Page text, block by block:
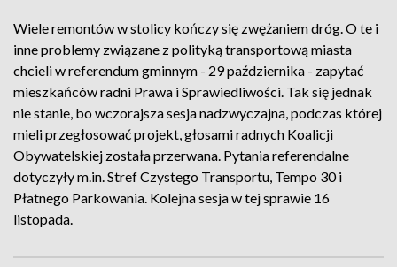
Wiele remontów w stolicy kończy się zwężaniem dróg. O te i
inne problemy związane z polityką transportową miasta
chcieli w referendum gminnym - 29 października - zapytać
mieszkańców radni Prawa i Sprawiedliwości. Tak się jednak
nie stanie, bo wczorajsza sesja nadzwyczajna, podczas której
mieli przegłosować projekt, głosami radnych Koalicji
Obywatelskiej została przerwana. Pytania referendalne
dotyczyły m.in. Stref Czystego Transportu, Tempo 30 i
Płatnego Parkowania. Kolejna sesja w tej sprawie 16
listopada.